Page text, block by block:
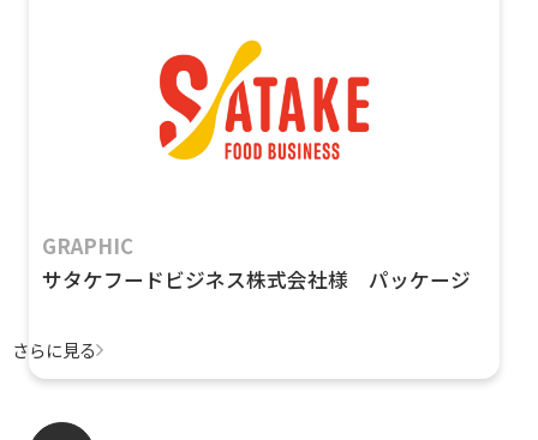
GRAPHIC
サタケフードビジネス株式会社様 パッケージ
さらに見る